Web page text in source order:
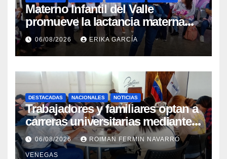
Materno Infantil del Valle
promueve la lactancia materna
como un inicio sostenible para la
vida
06/08/2026 ERIKA GARCÍA
DESTACADAS NACIONALES NOTICIAS
Trabajadores y familiares optan a
carreras universitarias mediante
convenio entre MinSalud y la
UCV
06/08/2026 ROIMAN FERMIN NAVARRO
VENEGAS